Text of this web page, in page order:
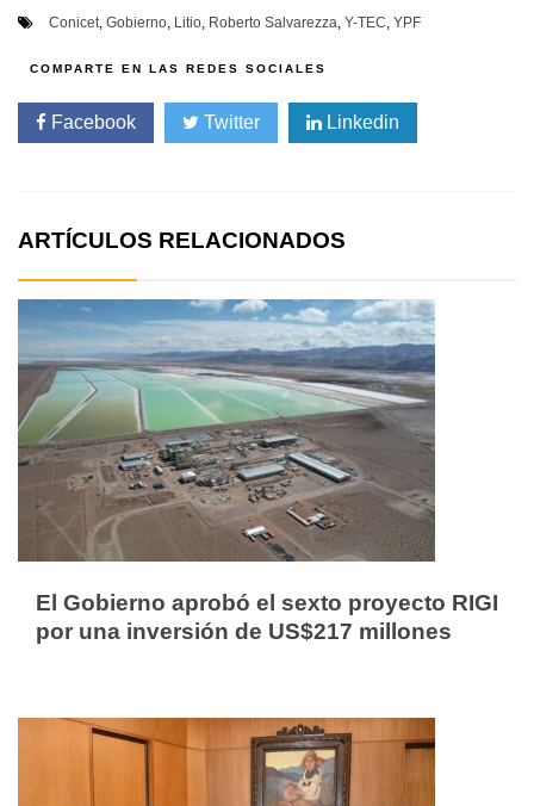
Conicet, Gobierno, Litio, Roberto Salvarezza, Y-TEC, YPF
Facebook Twitter Linkedin
ARTÍCULOS RELACIONADOS
El Gobierno aprobó el sexto proyecto RIGI
por una inversión de US$217 millones